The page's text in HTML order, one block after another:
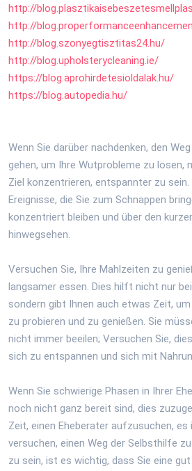
http://blog.
http://blog.
http://blog.szonyegtisztitas24.hu/
http://blog.upholsterycleaning.ie/
https://blog.aprohirdetesioldalak.hu/
https://blog.autopedia.hu/
Wenn Sie darüber nachdenken, den
gehen, um Ihre Wutprobleme zu lösen,
Ziel konzentrieren, entspannter zu
Ereignisse, die Sie zum Schnappen
konzentriert bleiben und über den
hinwegsehen.
Versuchen Sie, Ihre Mahlzeiten zu
langsamer essen. Dies hilft nicht nur
sondern gibt Ihnen auch etwas Zeit,
zu probieren und zu genießen. Sie
nicht immer beeilen; Versuchen Sie,
sich zu entspannen und sich mit
Wenn Sie schwierige Phasen in Ihrer
noch nicht ganz bereit sind, dies
Zeit, einen Eheberater aufzusuchen,
versuchen, einen Weg der Selbsthilfe
zu sein, ist es wichtig, dass Sie eine